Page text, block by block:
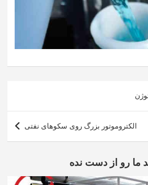
الکتروموتور بزرگ روی سکوهای نفتی
ما رو از دست نده